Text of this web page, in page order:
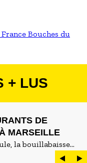
Bouches du
+ LUS
DE
MARSEILLE
la bouillabaisse
par excellence. On